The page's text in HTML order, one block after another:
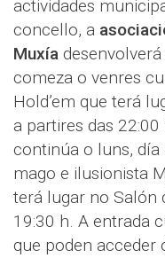
actividades
concello, a
Muxía
comeza o venres
Hold’em que terá
a partires das
continúa o luns,
mago e ilusionista
terá lugar no Salón
19:30 h. A entrada
que poden acceder